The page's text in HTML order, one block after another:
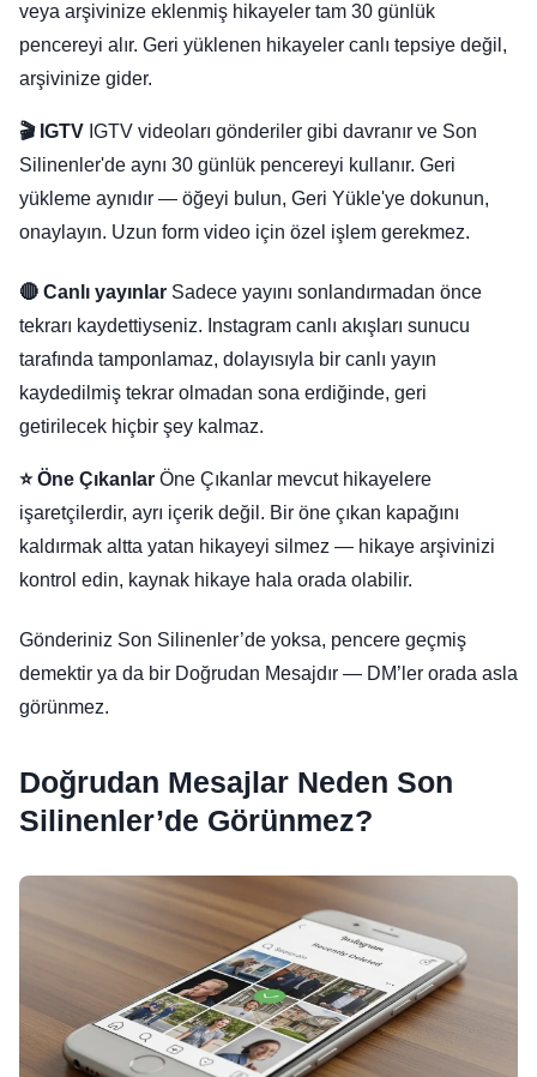
veya arşivinize eklenmiş hikayeler tam 30 günlük
pencereyi alır. Geri yüklenen hikayeler canlı tepsiye değil,
arşivinize gider.
🎬 IGTV IGTV videoları gönderiler gibi davranır ve Son
Silinenler'de aynı 30 günlük pencereyi kullanır. Geri
yükleme aynıdır — öğeyi bulun, Geri Yükle'ye dokunun,
onaylayın. Uzun form video için özel işlem gerekmez.
🔴 Canlı yayınlar Sadece yayını sonlandırmadan önce
tekrarı kaydettiyseniz. Instagram canlı akışları sunucu
tarafında tamponlamaz, dolayısıyla bir canlı yayın
kaydedilmiş tekrar olmadan sona erdiğinde, geri
getirilecek hiçbir şey kalmaz.
⭐ Öne Çıkanlar Öne Çıkanlar mevcut hikayelere
işaretçilerdir, ayrı içerik değil. Bir öne çıkan kapağını
kaldırmak altta yatan hikayeyi silmez — hikaye arşivinizi
kontrol edin, kaynak hikaye hala orada olabilir.
Gönderiniz Son Silinenler’de yoksa, pencere geçmiş
demektir ya da bir Doğrudan Mesajdır — DM’ler orada asla
görünmez.
Doğrudan Mesajlar Neden Son
Silinenler’de Görünmez?